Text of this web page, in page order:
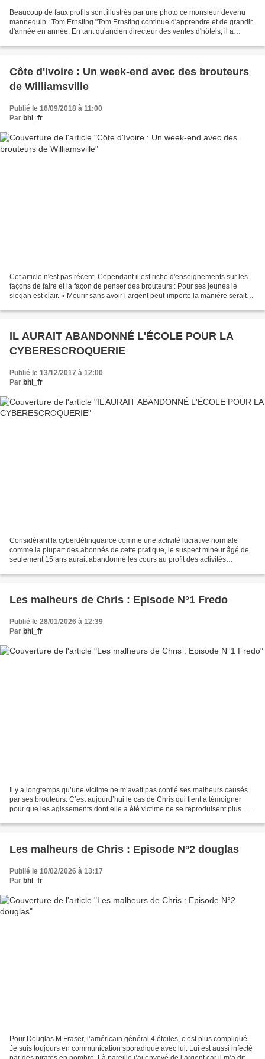
Beaucoup de faux profils sont illustrés par une photo ce monsieur devenu
mannequin : Tom Ernsting "Tom Ernsting continue d'apprendre et de grandir
d'année en année. En tant qu'ancien directeur des ventes d'hôtels, il a
Côte d'Ivoire : Un week-end avec des brouteurs
de Williamsville
Publié le 16/09/2018 à 11:00
Par bhl_fr
Cet article n'est pas récent. Cependant il est riche d'enseignements sur les
façons de faire et la façon de penser des brouteurs : Pour ses jeunes le
slogan est clair. « Mourir sans avoir l argent peut-importe la manière serait
IL AURAIT ABANDONNÉ L'ÉCOLE POUR LA
CYBERESCROQUERIE
Publié le 13/12/2017 à 12:00
Par bhl_fr
Considérant la cyberdélinquance comme une activité lucrative normale
comme la plupart des abonnés de cette pratique, le suspect mineur âgé de
seulement 15 ans aurait abandonné les cours au profit des activités
Les malheurs de Chris : Episode N°1 Fredo
Publié le 28/01/2026 à 12:39
Par bhl_fr
Il y a longtemps qu’une victime ne m’avait pas confié ses malheurs causés
par ses brouteurs. C’est aujourd’hui le cas de Chris qui tient à témoigner
pour que les agissements dont elle a été victime ne se reproduisent plus. De
Les malheurs de Chris : Episode N°2 douglas
Publié le 10/02/2026 à 13:17
Par bhl_fr
Pour Douglas M Fraser, l’américain général 4 étoiles, c’est plus compliqué.
Je suis toujours en communication sporadique avec lui. Lui est aussi infecté